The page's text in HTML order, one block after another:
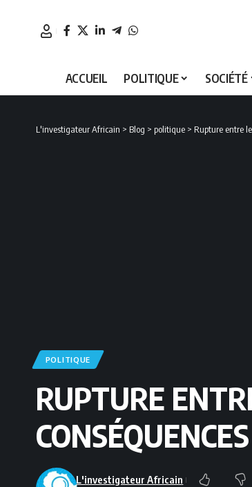
ACCUEIL POLITIQUE SOCIÉTÉ
L'investigateur Africain > Blog > politique > Rupture entre
POLITIQUE
RUPTURE
L'investigateur Africain